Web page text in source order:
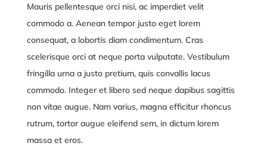
Mauris pellentesque orci nisi, ac imperdiet velit
commodo a. Aenean tempor justo eget lorem
consequat, a lobortis diam condimentum. Cras
scelerisque orci at neque porta vulputate. Vestibulum
fringilla urna a justo pretium, quis convallis lacus
commodo. Integer et libero sed neque dapibus sagittis
non vitae augue. Nam varius, magna efficitur rhoncus
rutrum, tortor augue eleifend sem, in dictum lorem
massa et eros.